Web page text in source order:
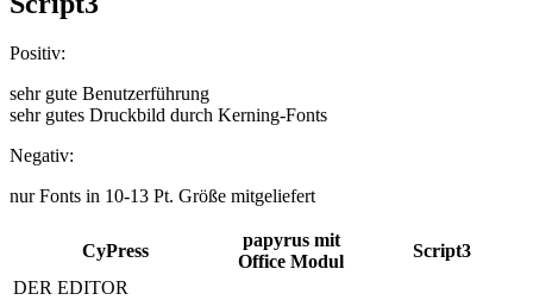
Positiv:
sehr gute Benutzerführung
sehr gutes Druckbild durch Kerning-Fonts
Negativ:
nur Fonts in 10-13 Pt. Größe mitgeliefert
CyPress
papyrus mit
Office Modul
Script3
DER EDITOR